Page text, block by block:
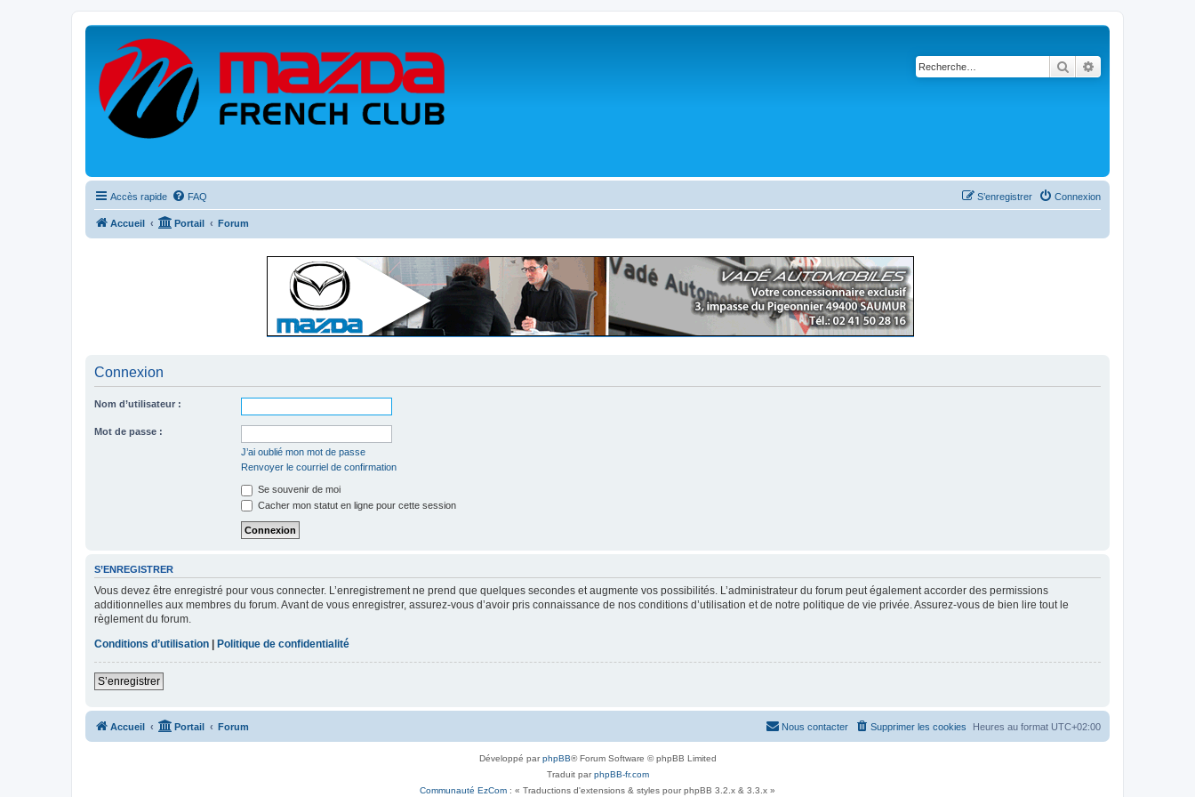
Rechercher
Accès rapide FAQ Connexion
S’enregistrer
Accueil Portail Forum
Connexion
Nom d’utilisateur :
Mot de passe :
J’ai oublié mon mot de passe
Renvoyer le courriel de confirmation
Se souvenir de moi
Cacher mon statut en ligne pour cette session
S’ENREGISTRER
Vous devez être enregistré pour vous connecter. L’enregistrement ne prend que quelques secondes et augmente vos possibilités. L’administrateur du forum peut également accorder des permissions
additionnelles aux membres du forum. Avant de vous enregistrer, assurez-vous d’avoir pris connaissance de nos conditions d’utilisation et de notre politique de vie privée. Assurez-vous de bien lire tout le
règlement du forum.
Conditions d’utilisation | Politique de confidentialité
S’enregistrer
Accueil Portail Forum Heures au format UTC+02:00
Supprimer les cookies
Nous contacter
Développé parphpBB® Forum Software © phpBB Limited
Traduit parphpBB-fr.com
Communauté EzCom : « Traductions d'extensions & styles pour phpBB 3.2.x & 3.3.x »